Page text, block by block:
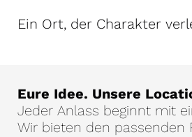
Ein Ort, der Charakter
Eure Idee. Unsere
Jeder Anlass beginnt mit
Wir bieten den passenden